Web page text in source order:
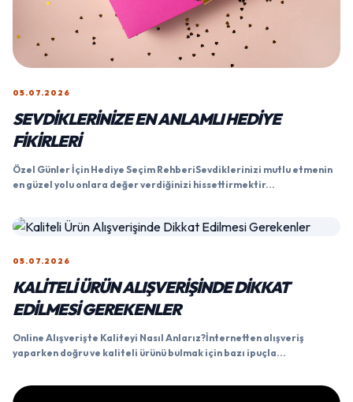
05.07.2026
SEVDIKLERINIZE EN ANLAMLI HEDIYE
FIKIRLERI
Özel Günler İçin Hediye Seçim RehberiSevdiklerinizi mutlu etmenin
en güzel yolu onlara değer verdiğinizi hissettirmektir...
05.07.2026
KALITELI ÜRÜN ALIŞVERIŞINDE DIKKAT
EDILMESI GEREKENLER
Online Alışverişte Kaliteyi Nasıl Anlarız?İnternetten alışveriş
yaparken doğru ve kaliteli ürünü bulmak için bazı ipuçla...